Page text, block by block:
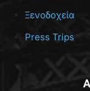
Ξενοδοχεία
Press Trips